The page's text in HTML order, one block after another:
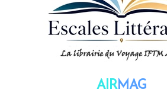
AIRMAG